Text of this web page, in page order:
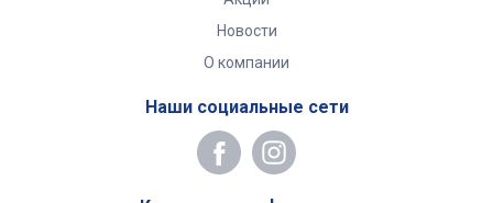
Новости
О компании
Наши социальные сети